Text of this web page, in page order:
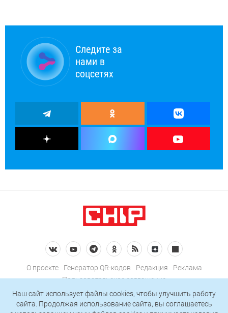
Следите за
нами в
соцсетях
О проекте Генератор QR-кодов Редакция
Реклама
Пользовательское соглашение
Политика конфиденциальности
Подписаться на рассылку
Наш сайт использует файлы cookies, чтобы улучшить работу
сайта. Продолжая использование сайта, вы соглашаетесь